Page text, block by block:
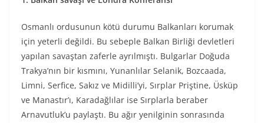
Osmanlı ordusunun kötü durumu Balkanları korumak
için yeterli değildi. Bu sebeple Balkan Birliği devletleri
yapılan savaştan zaferle ayrılmıştı. Bulgarlar Doğuda
Trakya’nın bir kısmını, Yunanlılar Selanik, Bozcaada,
Limni, Serfice, Sakız ve Midilli’yi, Sırplar Priştine, Üsküp
ve Manastır’ı, Karadağlılar ise Sırplarla beraber
Arnavutluk’u paylaştı. Bu ağır yenilginin sonrasında